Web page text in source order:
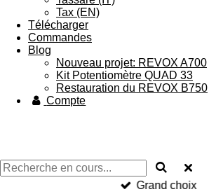
Tax (EN)
Télécharger
Commandes
Blog
Nouveau projet: REVOX A700
Kit Potentiomètre QUAD 33
Restauration du REVOX B750
Compte
Grand choix